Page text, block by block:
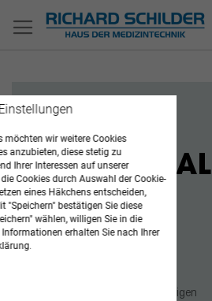
DESCO VITAL
JETZT KAUFEN
Einreiben der Haut , Mit hochwertigen
möchten wir weitere Cookies
anzubieten, diese stetig zu
Ihrer Interessen auf unserer
Cookies durch Auswahl der Cookie-
eines Häkchens entscheiden,
"Speichern" bestätigen Sie diese
wählen, willigen Sie in die
erhalten Sie nach Ihrer